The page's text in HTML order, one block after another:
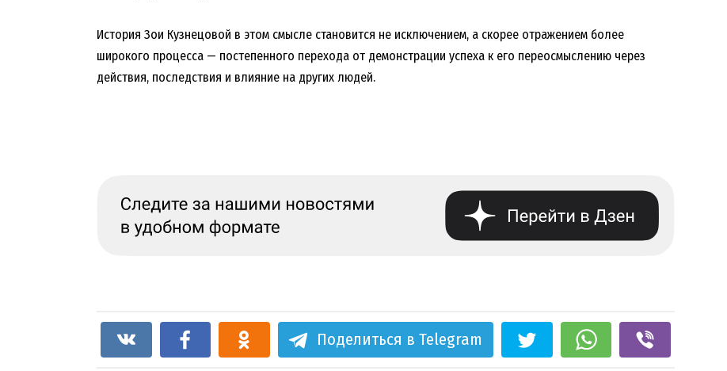
История Зои Кузнецовой в этом смысле становится не исключением, а скорее отражением более
широкого процесса — постепенного перехода от демонстрации успеха к его переосмыслению через
действия, последствия и влияние на других людей.
Поделиться в Telegram